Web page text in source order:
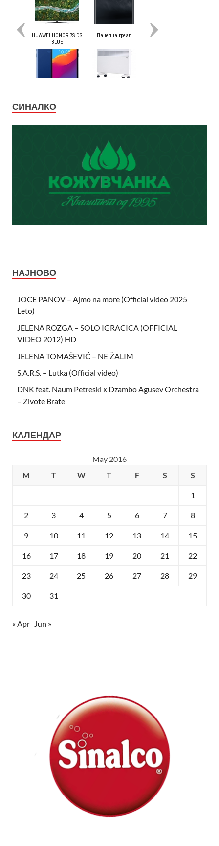
СИНАЛКО
НАЈНОВО
JOCE PANOV – Ajmo na more (Official video 2025
Leto)
JELENA ROZGA – SOLO IGRACICA (OFFICIAL
VIDEO 2012) HD
JELENA TOMAŠEVIĆ – NE ŽALIM
S.A.R.S. – Lutka (Official video)
DNK feat. Naum Petreski х Dzambo Agusev Orchestra
– Zivote Brate
КАЛЕНДАР
May 2016
M
T W T F S S
1
2 3 4 5 6 7 8
9 10 11 12 13 14 15
16 17 18 19 20 21 22
23 24 25 26 27 28 29
30 31
« Apr Jun »